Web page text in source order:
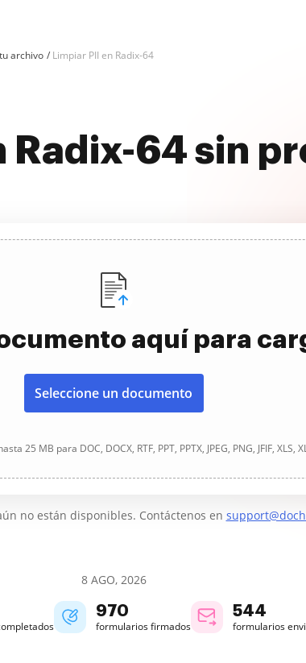
archivo Limpiar PII en Radix-64
Radix-64 sin
aquí para
Seleccione un documento
25 MB para DOC, DOCX, RTF, PPT, PPTX, JPEG, PNG, JFIF, XLS,
no están disponibles. Contáctenos en
8 AGO, 2026
970
formularios firmados
544
formularios